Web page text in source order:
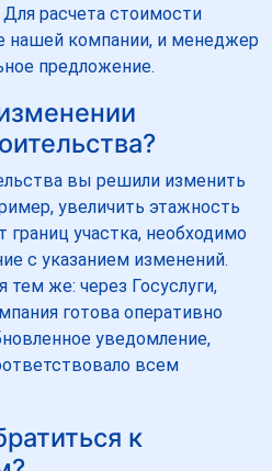
расчета стоимости
нашей компании, и менеджер
предложение.
вы решили изменить
увеличить этажность
границ участка, необходимо
с указанием изменений.
тем же: через Госуслуги,
готова оперативно
уведомление,
всем
к